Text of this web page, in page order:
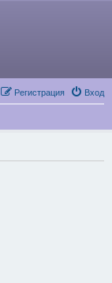
Вход
Регистрация